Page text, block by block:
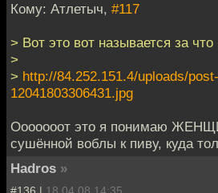
Кому: Атлетыч, #117
> Вот это вот называется за
>
> http://84.252.151.4/uploads/
12041803306431.jpg
Ооооооот это я понимаю
сушённой воблы к пиву, куда
Hadros »